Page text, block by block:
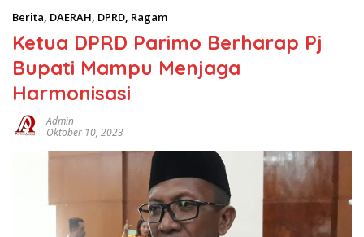
Berita, DAERAH, DPRD, Ragam
Ketua DPRD Parimo Berharap Pj
Bupati Mampu Menjaga
Harmonisasi
Admin
Oktober 10, 2023